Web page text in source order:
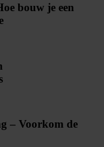
bouw je een
– Voorkom de